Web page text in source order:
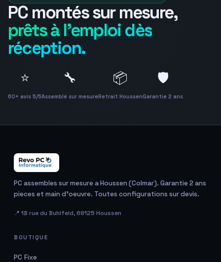
PC montés sur mesure,
prêts à l'emploi dès
réception.
⭐
60+ avis 5/5
🔧
Assemblé sur mesure
📦
Retrait Houssen
🛡️
Garantie 2 ans
PC assembles sur mesure a Houssen (Colmar). Garantie 2 ans
pieces et main d'oeuvre. Toutes configurations sur devis.
📍 1B rue du Buhlfeld, 68125 Houssen
BOUTIQUE
PC Fixe